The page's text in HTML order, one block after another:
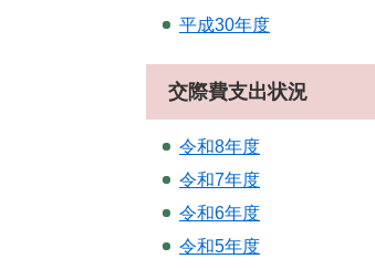
平成30年度
交際費支出状況
令和8年度
令和7年度
令和6年度
令和5年度